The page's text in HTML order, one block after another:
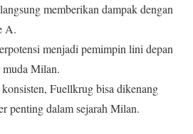
memberikan dampak dengan
A.
menjadi pemimpin lini depan
muda Milan.
Fuellkrug bisa dikenang
penting dalam sejarah Milan.